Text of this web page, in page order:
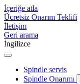
İçeriğe atla
Ücretsiz Onarım Teklifi
İletişim
Geri arama
İngilizce
Spindle servis
Spindle Onarımı